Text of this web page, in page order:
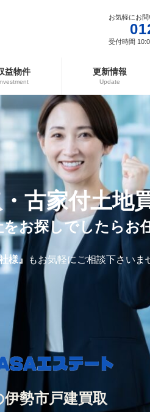
お気軽にお
受付時間
益物件 更新情報
Update
古家付土地
お探しでしたらお
様』 もお気軽にご相談下さいま
勢市戸建買取